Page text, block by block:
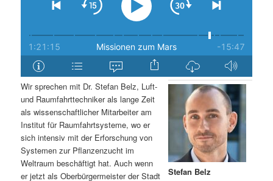
g
e
n
i
n
g
e
n
Stefan Belz
Wir sprechen mit Dr. Stefan Belz, Luft-
und Raumfahrttechniker als lange Zeit
als wissenschaftlicher Mitarbeiter am
Institut für Raumfahrtsysteme, wo er
sich intensiv mit der Erforschung von
Systemen zur Pflanzenzucht im
Weltraum beschäftigt hat. Auch wenn
er jetzt als Oberbürgermeister der Stadt